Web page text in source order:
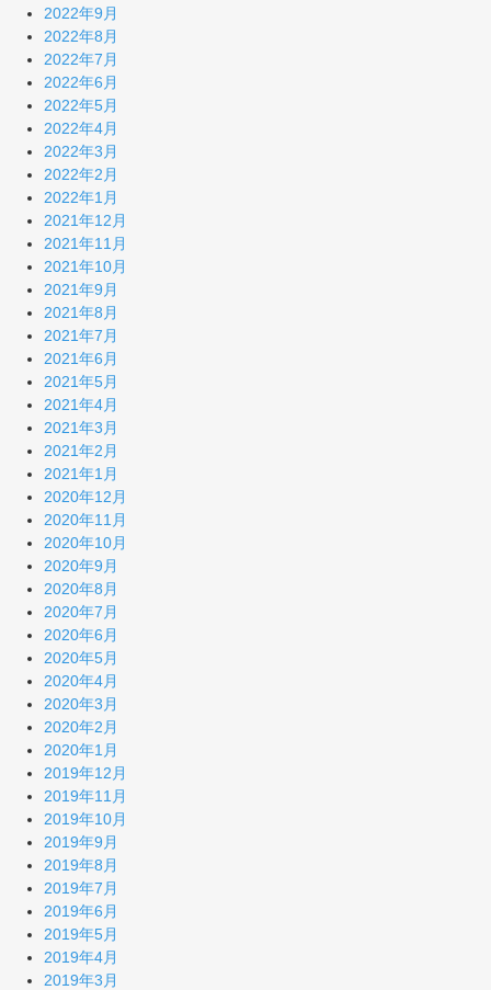
2022年9月
2022年8月
2022年7月
2022年6月
2022年5月
2022年4月
2022年3月
2022年2月
2022年1月
2021年12月
2021年11月
2021年10月
2021年9月
2021年8月
2021年7月
2021年6月
2021年5月
2021年4月
2021年3月
2021年2月
2021年1月
2020年12月
2020年11月
2020年10月
2020年9月
2020年8月
2020年7月
2020年6月
2020年5月
2020年4月
2020年3月
2020年2月
2020年1月
2019年12月
2019年11月
2019年10月
2019年9月
2019年8月
2019年7月
2019年6月
2019年5月
2019年4月
2019年3月